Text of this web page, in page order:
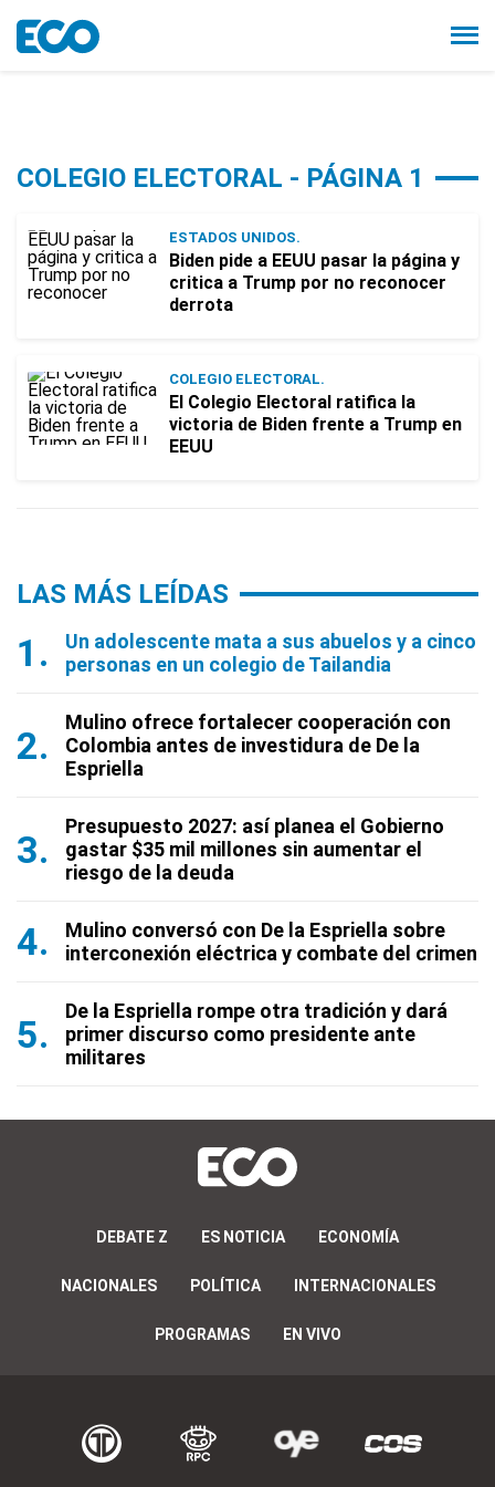
COLEGIO ELECTORAL - PÁGINA 1
ESTADOS UNIDOS.
Biden pide a EEUU pasar la página y
critica a Trump por no reconocer
derrota
COLEGIO ELECTORAL.
El Colegio Electoral ratifica la
victoria de Biden frente a Trump en
EEUU
LAS MÁS LEÍDAS
Un adolescente mata a sus abuelos y a cinco
personas en un colegio de Tailandia
Mulino ofrece fortalecer cooperación con
Colombia antes de investidura de De la
Espriella
Presupuesto 2027: así planea el Gobierno
gastar $35 mil millones sin aumentar el
riesgo de la deuda
Mulino conversó con De la Espriella sobre
interconexión eléctrica y combate del crimen
De la Espriella rompe otra tradición y dará
primer discurso como presidente ante
militares
DEBATE Z ES NOTICIA ECONOMÍA
NACIONALES POLÍTICA INTERNACIONALES
PROGRAMAS EN VIVO